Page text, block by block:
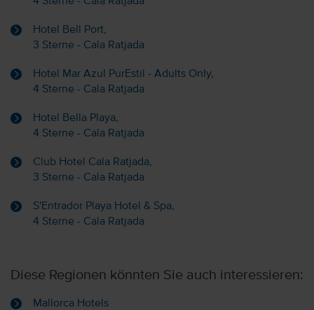
Hotel Bell Port,
3 Sterne - Cala Ratjada
Hotel Mar Azul PurEstil - Adults Only,
4 Sterne - Cala Ratjada
Hotel Bella Playa,
4 Sterne - Cala Ratjada
Club Hotel Cala Ratjada,
3 Sterne - Cala Ratjada
S'Entrador Playa Hotel & Spa,
4 Sterne - Cala Ratjada
Diese Regionen könnten Sie auch interessieren:
Mallorca Hotels